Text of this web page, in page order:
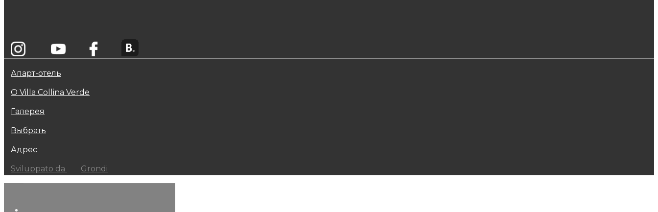
Апарт-отель
О Villa Collina Verde
Галерея
Выбрать
Адрес
Sviluppato da Grondi